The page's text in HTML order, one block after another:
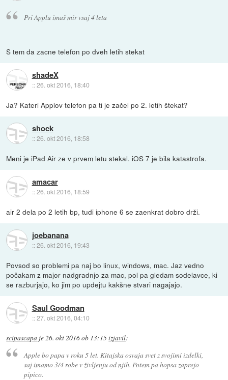
Pri Applu imaš mir vsaj 4 leta
S tem da zacne telefon po dveh letih stekat
shadeX
::26. okt 2016, 18:40
Ja? Kateri Applov telefon pa ti je začel po 2. letih štekat?
shock
::26. okt 2016, 18:58
Meni je iPad Air ze v prvem letu stekal. iOS 7 je bila katastrofa.
amacar
::26. okt 2016, 18:59
air 2 dela po 2 letih bp, tudi iphone 6 se zaenkrat dobro drži.
joebanana
::26. okt 2016, 19:43
Povsod so problemi pa naj bo linux, windows, mac. Jaz vedno
počakam z major nadgradnjo za mac, pol pa gledam sodelavce, ki
se razburjajo, ko jim po updejtu kakšne stvari nagajajo.
Saul Goodman
::27. okt 2016, 04:10
scipascapa je26. okt 2016 ob 13:15izjavil:
Apple bo papa v roku 5 let. Kitajska osvaja svet z svojimi izdelki,
saj imamo 3/4 robe v življenju od njih. Potem pa hopsa zaprejo
pipico.